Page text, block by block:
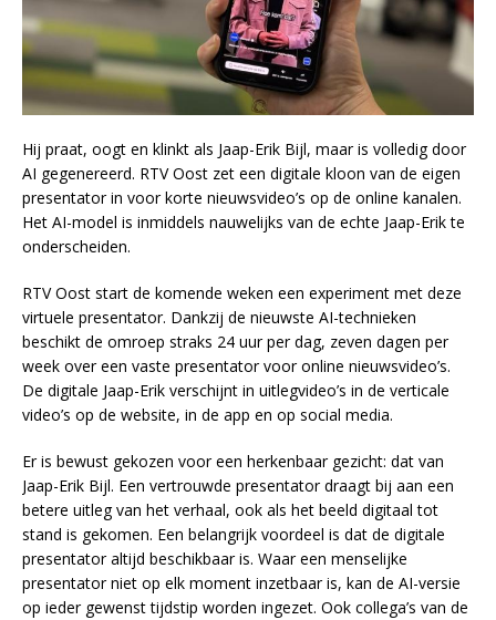
Hij praat, oogt en klinkt als Jaap-Erik Bijl, maar is volledig door
AI gegenereerd. RTV Oost zet een digitale kloon van de eigen
presentator in voor korte nieuwsvideo’s op de online kanalen.
Het AI-model is inmiddels nauwelijks van de echte Jaap-Erik te
onderscheiden.
RTV Oost start de komende weken een experiment met deze
virtuele presentator. Dankzij de nieuwste AI-technieken
beschikt de omroep straks 24 uur per dag, zeven dagen per
week over een vaste presentator voor online nieuwsvideo’s.
De digitale Jaap-Erik verschijnt in uitlegvideo’s in de verticale
video’s op de website, in de app en op social media.
Er is bewust gekozen voor een herkenbaar gezicht: dat van
Jaap-Erik Bijl. Een vertrouwde presentator draagt bij aan een
betere uitleg van het verhaal, ook als het beeld digitaal tot
stand is gekomen. Een belangrijk voordeel is dat de digitale
presentator altijd beschikbaar is. Waar een menselijke
presentator niet op elk moment inzetbaar is, kan de AI-versie
op ieder gewenst tijdstip worden ingezet. Ook collega’s van de